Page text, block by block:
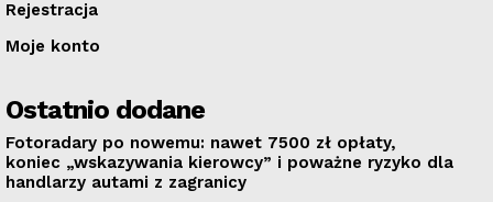
Rejestracja
Moje konto
Ostatnio dodane
Fotoradary po nowemu: nawet 7500 zł opłaty,
koniec „wskazywania kierowcy” i poważne ryzyko dla
handlarzy autami z zagranicy